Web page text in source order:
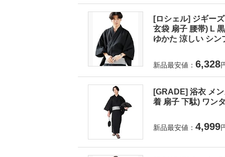
[ロシェル] ジギー
玄袋 扇子 腰帯) L
ゆかた 涼しい シン
新品最安値： 6,328
[GRADE] 浴衣 メ
着 扇子 下駄) ワン
新品最安値： 4,999